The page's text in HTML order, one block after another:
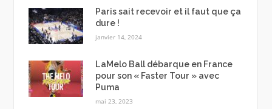
Paris sait recevoir et il faut que ça
dure !
janvier 14, 2024
LaMelo Ball débarque en France
pour son « Faster Tour » avec
Puma
mai 23, 2023